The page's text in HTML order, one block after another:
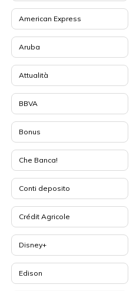
American Express
Aruba
Attualità
BBVA
Bonus
Che Banca!
Conti deposito
Crédit Agricole
Disney+
Edison